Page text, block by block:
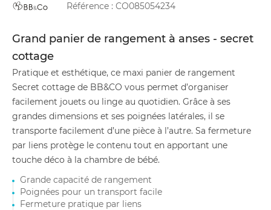
Référence : CO085054234
Grand panier de rangement à anses - secret
cottage
Pratique et esthétique, ce maxi panier de rangement
Secret cottage de BB&CO vous permet d’organiser
facilement jouets ou linge au quotidien. Grâce à ses
grandes dimensions et ses poignées latérales, il se
transporte facilement d’une pièce à l’autre. Sa fermeture
par liens protège le contenu tout en apportant une
touche déco à la chambre de bébé.
Grande capacité de rangement
Poignées pour un transport facile
Fermeture pratique par liens